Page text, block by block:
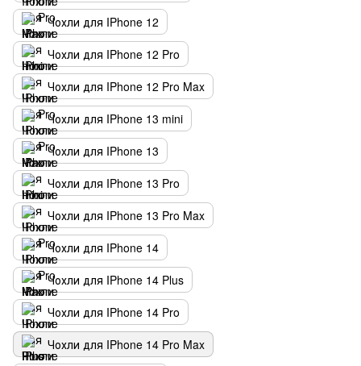
Чохли для IPhone 12
Чохли для IPhone 12 Pro
Чохли для IPhone 12 Pro Max
Чохли для IPhone 13 mini
Чохли для IPhone 13
Чохли для IPhone 13 Pro
Чохли для IPhone 13 Pro Max
Чохли для IPhone 14
Чохли для IPhone 14 Plus
Чохли для IPhone 14 Pro
Чохли для IPhone 14 Pro Max